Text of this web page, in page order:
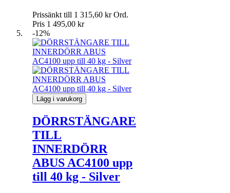
Prissänkt till 1 315,60 kr Ord.
Pris 1 495,00 kr
-12%
Lägg i varukorg
DÖRRSTÄNGARE
TILL
INNERDÖRR
ABUS AC4100 upp
till 40 kg - Silver